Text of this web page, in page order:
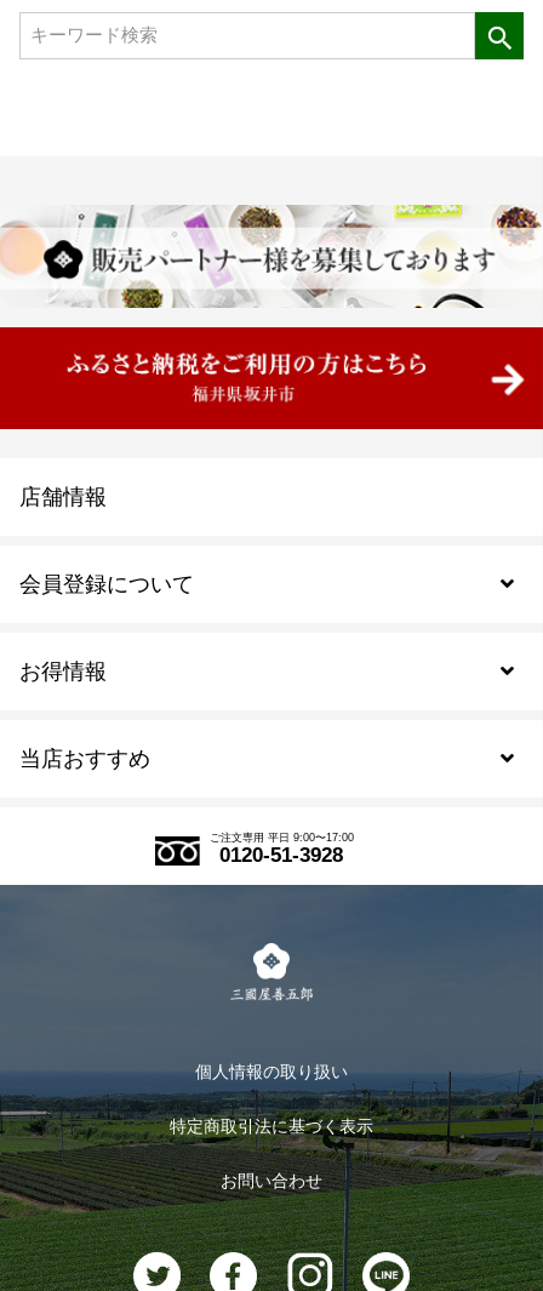
当店おすすめ
式部の香りシリーズ
お茶のギフト
おすすめのお茶
お茶に合うスイーツ
お得情報
会員登録について
会員規約について
ログイン
ログアウト
店舗情報
ご注文専用 平日 9:00〜17:00
0120-51-3928
個人情報の取り扱い
特定商取引法に基づく表示
お問い合わせ